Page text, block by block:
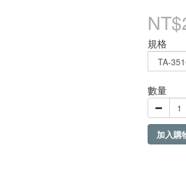
規格
數量
加入購